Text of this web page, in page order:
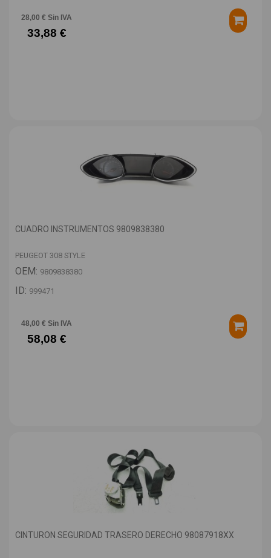
28,00 € Sin IVA
33,88 €
CUADRO INSTRUMENTOS 9809838380
PEUGEOT 308 STYLE
OEM: 9809838380
ID: 999471
48,00 € Sin IVA
58,08 €
CINTURON SEGURIDAD TRASERO DERECHO 98087918XX